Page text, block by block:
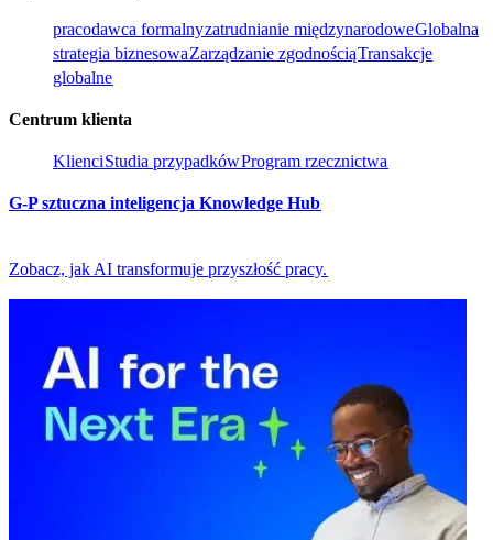
pracodawca formalny​​zatrudnianie międzynarodowe​​Globalna
strategia biznesowa​​Zarządzanie zgodnością​​Transakcje
globalne​​
Centrum klienta​​
Klienci​​Studia przypadków​​Program rzecznictwa​​
G-P sztuczna inteligencja Knowledge Hub​​
Zobacz, jak AI transformuje przyszłość pracy.​​